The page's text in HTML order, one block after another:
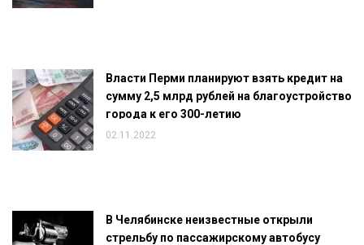
Власти Перми планируют взять кредит на
сумму 2,5 млрд рублей на благоустройство
города к его 300-летию
02.11.2022
В Челябинске неизвестные открыли
стрельбу по пассажирскому автобусу